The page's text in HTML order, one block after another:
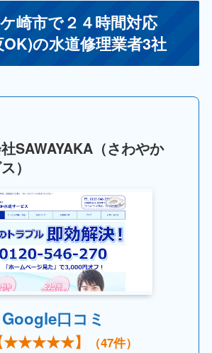
崎市で２４時間対応
OK)の水道修理業者3社
SAWAYAKA（さわやか
）
Google口コミ
★★★★★】 （47件）